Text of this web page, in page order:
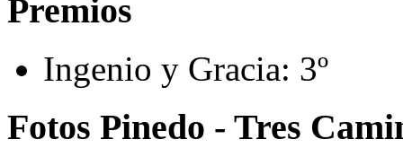
Premios
Ingenio y Gracia: 3º
Fotos Pinedo - Tres